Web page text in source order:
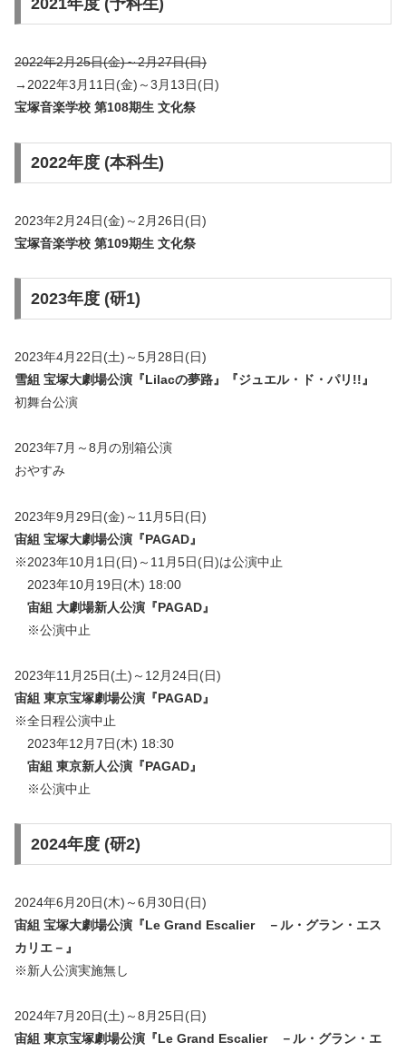
2021年度 (予科生)
2022年2月25日(金)～2月27日(日)
→2022年3月11日(金)～3月13日(日)
宝塚音楽学校 第108期生 文化祭
2022年度 (本科生)
2023年2月24日(金)～2月26日(日)
宝塚音楽学校 第109期生 文化祭
2023年度 (研1)
2023年4月22日(土)～5月28日(日)
雪組 宝塚大劇場公演『Lilacの夢路』『ジュエル・ド・パリ!!』
初舞台公演
2023年7月～8月の別箱公演
おやすみ
2023年9月29日(金)～11月5日(日)
宙組 宝塚大劇場公演『PAGAD』
※2023年10月1日(日)～11月5日(日)は公演中止
2023年10月19日(木) 18:00
宙組 大劇場新人公演『PAGAD』
※公演中止
2023年11月25日(土)～12月24日(日)
宙組 東京宝塚劇場公演『PAGAD』
※全日程公演中止
2023年12月7日(木) 18:30
宙組 東京新人公演『PAGAD』
※公演中止
2024年度 (研2)
2024年6月20日(木)～6月30日(日)
宙組 宝塚大劇場公演『Le Grand Escalier －ル・グラン・エス
カリエ－』
※新人公演実施無し
2024年7月20日(土)～8月25日(日)
宙組 東京宝塚劇場公演『Le Grand Escalier －ル・グラン・エ